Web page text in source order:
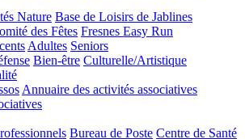
Nature Base de Loisirs de Jablines
des Fêtes Fresnes Easy Run
Adultes Seniors
Bien-être Culturelle/Artistique
Annuaire des activités associatives
Bureau de Poste Centre de Santé